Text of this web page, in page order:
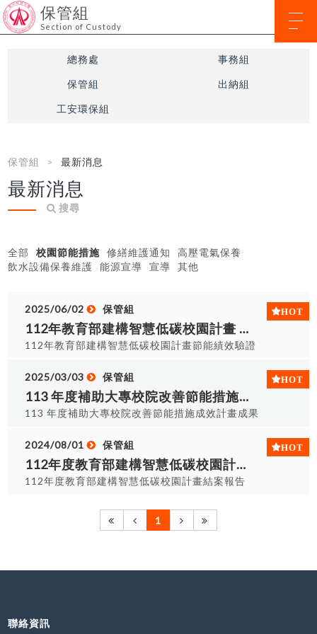
保管組
Section of Custody
總務處 事務組
保管組 出納組
工安環保組
保管組 最新消息
最新消息
搜尋
全部 校園節能措施 修繕維護通知
高壓電氣保養
飲水設備保養維護
能源宣導 宣導 其他
2025/06/02 保管組
112年教育部建構智慧低碳校園計畫 節能績效驗證報告
112年教育部建構智慧低碳校園計畫節能績效驗證
2025/03/03
保管組
113 年度補助大專校院改善節能措施成效計畫 成果報告
113 年度補助大專校院改善節能措施成效計畫成果
2024/08/01
保管組
112年度教育部建構智慧低碳校園計畫結案報告
112年度教育部建構智慧低碳校園計畫結案報告
1
聯絡資訊